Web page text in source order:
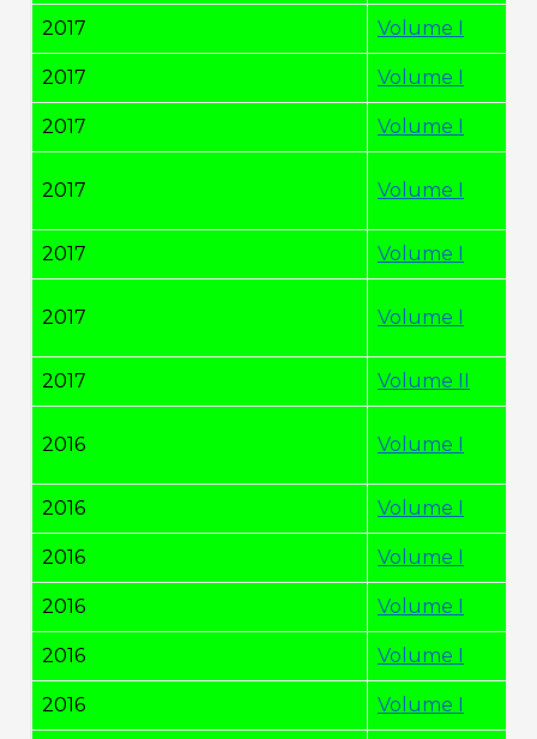
2017 Volume I
2017 Volume I
2017 Volume I
2017 Volume I
2017 Volume I
2017 Volume I
2017 Volume II
2016 Volume I
2016 Volume I
2016 Volume I
2016 Volume I
2016 Volume I
2016 Volume I